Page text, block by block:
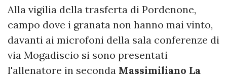
Alla vigilia della trasferta di Pordenone,
campo dove i granata non hanno mai vinto,
davanti ai microfoni della sala conferenze di
via Mogadiscio si sono presentati
l'allenatore in seconda Massimiliano La